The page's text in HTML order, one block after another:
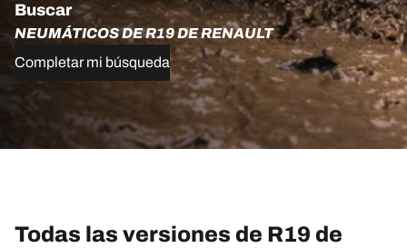
Buscar
NEUMÁTICOS DE R19 DE RENAULT
Completar mi búsqueda
Todas las versiones de R19 de